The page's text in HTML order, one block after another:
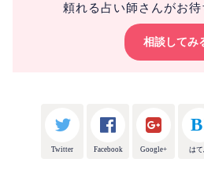
頼れる占い師さんがお待
相談してみ
Twitter Facebook Google+ はて